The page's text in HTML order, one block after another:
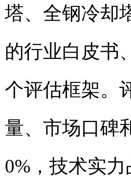
塔、全钢冷却
的行业白皮书
个评估框架。
量、市场口碑
0%，技术实